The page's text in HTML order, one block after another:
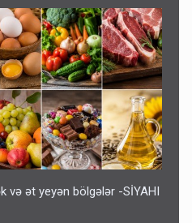
və ət yeyən bölgələr -SİYAHI